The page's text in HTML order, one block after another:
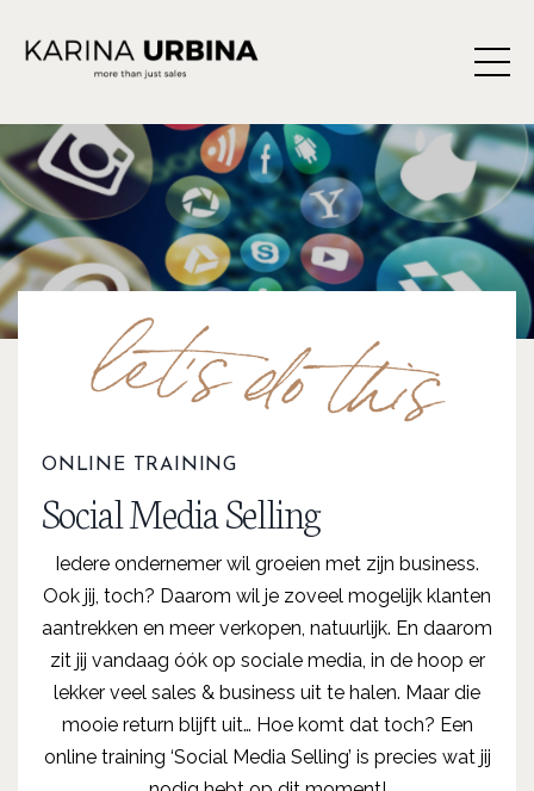
ONLINE TRAINING
Social Media Selling
Iedere ondernemer wil groeien met zijn business.
Ook jij, toch? Daarom wil je zoveel mogelijk klanten
aantrekken en meer verkopen, natuurlijk. En daarom
zit jij vandaag óók op sociale media, in de hoop er
lekker veel sales & business uit te halen. Maar die
mooie return blijft uit… Hoe komt dat toch? Een
online training ‘Social Media Selling’ is precies wat jij